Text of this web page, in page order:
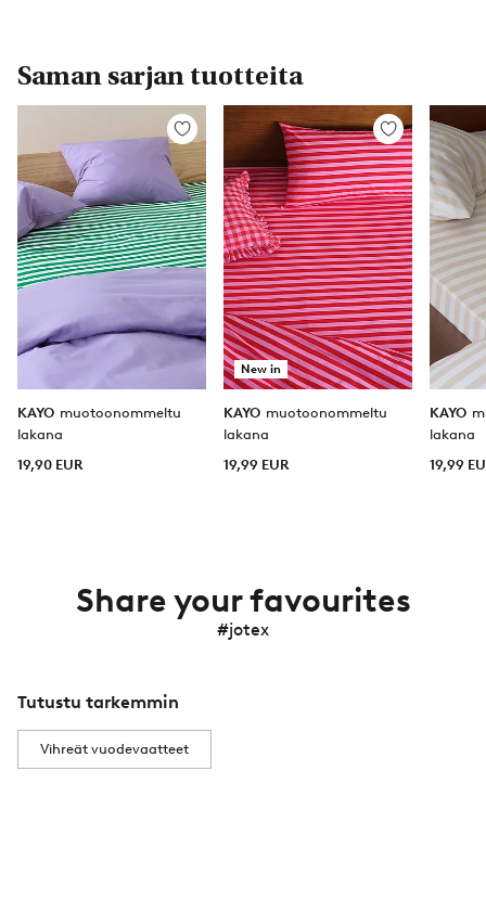
Saman sarjan tuotteita
Lisää
suosikkeihin
KAYO muotoonommeltu
lakana
19,90 EUR
New in
Lisää
suosikkeihin
KAYO muotoonommeltu
lakana
19,99 EUR
KAYO
lakana
19,99
Share your favourites
#jotex
Tutustu tarkemmin
Vihreät vuodevaatteet